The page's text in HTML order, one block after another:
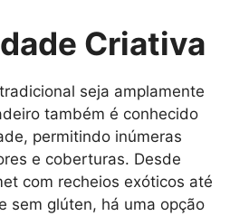
Criativa
seja amplamente
também é conhecido
permitindo inúmeras
e coberturas. Desde
com recheios exóticos até
sem glúten, há uma opção